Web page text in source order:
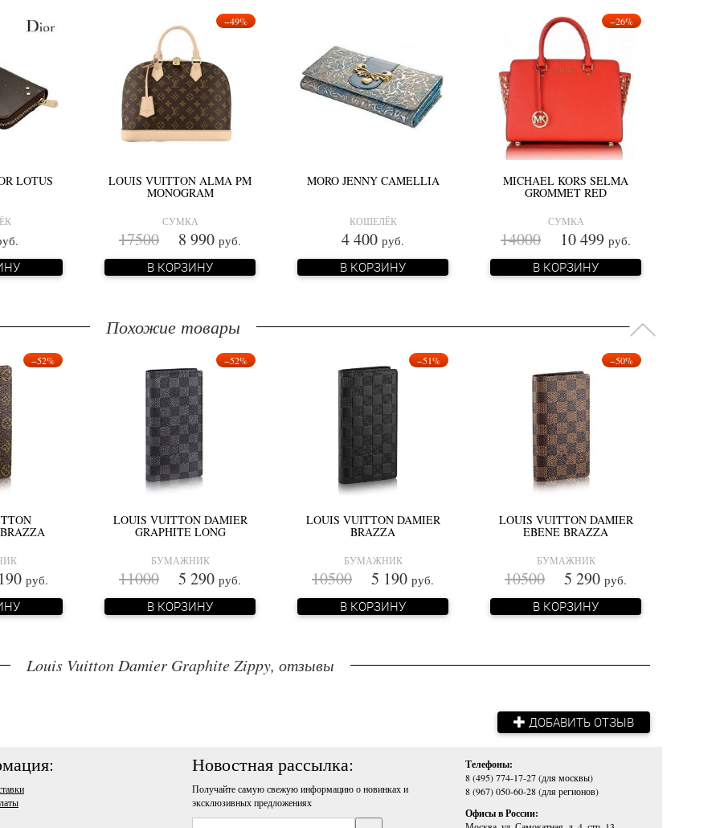
LOTUS
−49%
LOUIS VUITTON ALMA PM
MONOGRAM
СУМКА
17500 8 990 руб.
В КОРЗИНУ
MORO JENNY CAMELLIA
КОШЕЛЁК
4 400 руб.
В КОРЗИНУ
−26%
MICHAEL KORS SELMA
GROMMET RED
СУМКА
14000 10 499 руб.
В КОРЗИНУ
Похожие товары
−52%
руб.
−52%
LOUIS VUITTON DAMIER
GRAPHITE LONG
БУМАЖНИК
11000 5 290 руб.
В КОРЗИНУ
−51%
LOUIS VUITTON DAMIER
BRAZZA
БУМАЖНИК
10500 5 190 руб.
В КОРЗИНУ
−50%
LOUIS VUITTON DAMIER
EBENE BRAZZA
БУМАЖНИК
10500 5 290 руб.
В КОРЗИНУ
Louis Vuitton Damier Graphite Zippy, отзывы
ДОБАВИТЬ ОТЗЫВ
Новостная рассылка:
Получайте самую свежую информацию о новинках и
эксклюзивных предложениях
Телефоны:
8 (495) 774-17-27 (для москвы)
8 (967) 050-60-28 (для регионов)
Офисы в России: